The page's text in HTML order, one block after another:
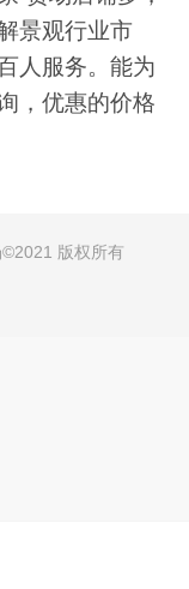
景观行业市
人服务。能为
，优惠的价格
©2021 版权所有